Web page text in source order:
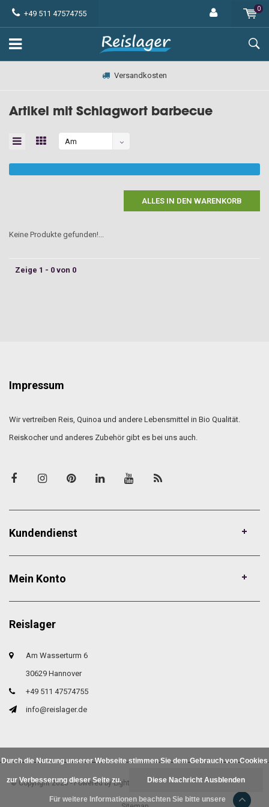
+49 511 47574755
0
Versandkosten
Artikel mit Schlagwort barbecue
Am
angesehen
ALLES IN DEN WARENKORB
Keine Produkte gefunden!...
Zeige 1 - 0 von 0
Impressum
Wir vertreiben Reis, Quinoa und andere Lebensmittel in Bio Qualität.
Reiskocher und anderes Zubehör gibt es bei uns auch.
Kundendienst
Mein Konto
Reislager
Am Wasserturm 6
30629 Hannover
+49 511 47574755
info@reislager.de
© Copyright 2026 - Powered byLightspeed- Theme by DMWS.nl|RSS feed
Durch die Nutzung unserer Webseite stimmen Sie dem Gebrauch von Cookies
zur Verbesserung dieser Seite zu. Diese Nachricht Ausblenden
Für weitere Informationen beachten Sie bitte unsere